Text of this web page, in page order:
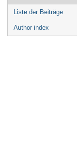
Liste der Beiträge
Author index